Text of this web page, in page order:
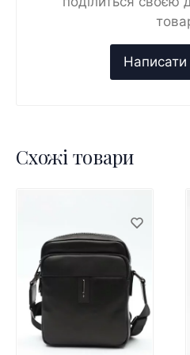
Схожі товари